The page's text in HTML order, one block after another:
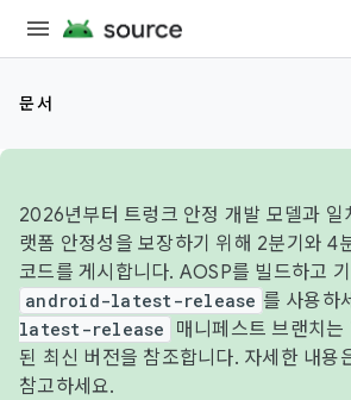
문서
2026년부터 트렁크 안정 개발 모델과 일
랫폼 안정성을 보장하기 위해 2분기와 4
코드를 게시합니다. AOSP를 빌드하고
android-latest-release 를 사용하
latest-release
매니페스트 브랜치는
된 최신 버전을 참조합니다. 자세한 내용
참고하세요.